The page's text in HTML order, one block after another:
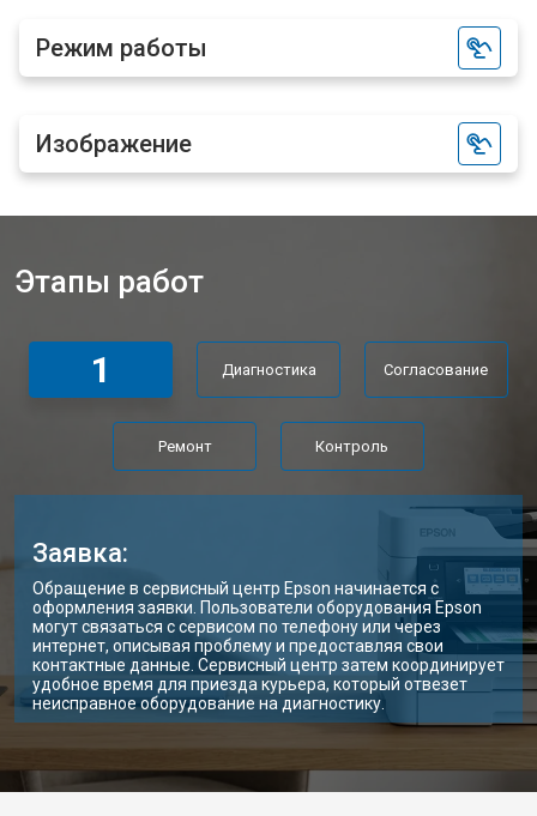
Режим работы
Изображение
Этапы работ
1 Диагностика Согласование
Ремонт Контроль
Заявка:
Обращение в сервисный центр Epson начинается с
оформления заявки. Пользователи оборудования Epson
могут связаться с сервисом по телефону или через
интернет, описывая проблему и предоставляя свои
контактные данные. Сервисный центр затем координирует
удобное время для приезда курьера, который отвезет
неисправное оборудование на диагностику.